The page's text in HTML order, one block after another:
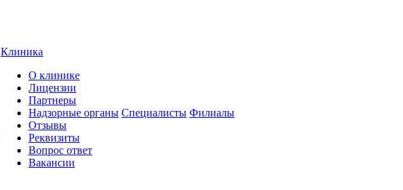
Клиника
О клинике
Лицензии
Партнеры
Надзорные органы
Отзывы
Реквизиты
Вопрос ответ
Вакансии
Специалисты Филиалы